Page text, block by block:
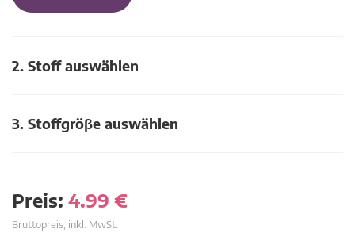
2. Stoff auswählen
3. Stoffgröβe auswählen
Preis: 4.99 €
Bruttopreis, inkl. MwSt.